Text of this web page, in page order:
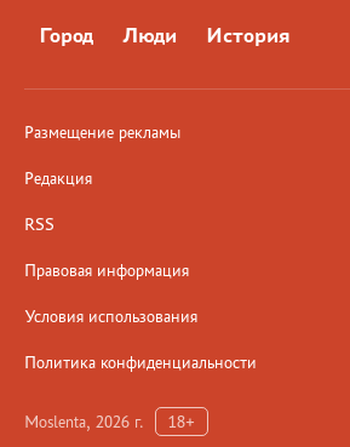
Город Люди История
Размещение рекламы
Редакция
RSS
Правовая информация
Условия использования
Политика конфиденциальности
Moslenta, 2026 г. 18+